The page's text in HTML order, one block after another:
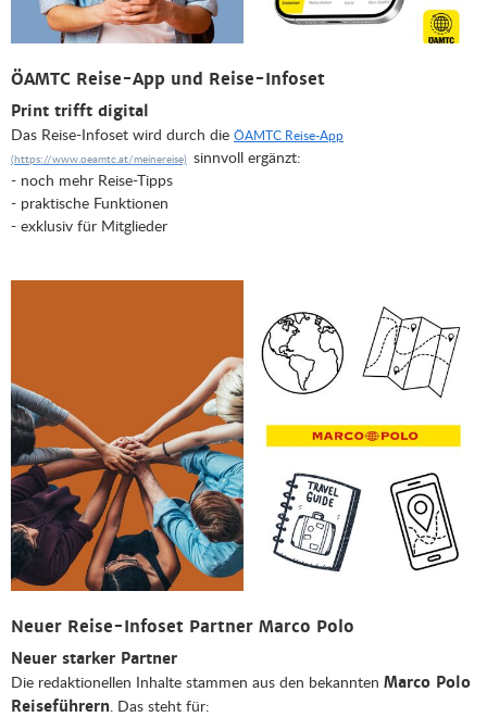
ÖAMTC Reise-App und Reise-Infoset
Print trifft digital
Das Reise-Infoset wird durch die ÖAMTC Reise-App
sinnvoll ergänzt:
- noch mehr Reise-Tipps
- praktische Funktionen
- exklusiv für Mitglieder
Neuer Reise-Infoset Partner Marco Polo
Neuer starker Partner
Die redaktionellen Inhalte stammen aus den bekannten Marco Polo
Reiseführern . Das steht für: